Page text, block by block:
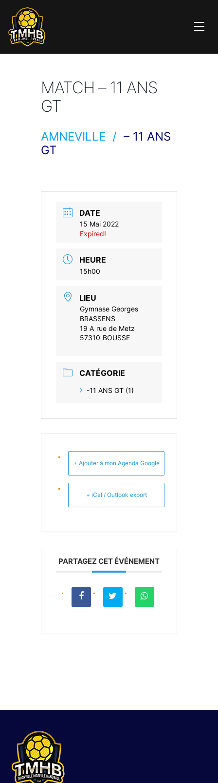
MATCH – 11 ANS
GT
AMNEVILLE / – 11 ANS
GT
DATE
15 Mai 2022
Expired!
HEURE
15h00
LIEU
Gymnase Georges
BRASSENS
19 A rue de Metz
57310 BOUSSE
CATÉGORIE
-11 ANS GT (1)
+ Ajouter à mon Agenda Google
+ iCal / Outlook export
PARTAGEZ CET ÉVÉNEMENT